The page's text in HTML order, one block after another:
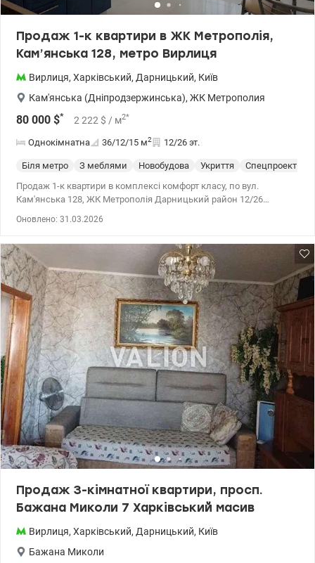
Продаж 1-к квартири в ЖК Метрополія,
Кам’янська 128, метро Вирлиця
Вирлиця, Харківський, Дарницький, Київ
Кам'янська (Дніпродзержинська), ЖК Метрополия
80 000 $* 2 222 $ / м2*
Однокімнатна 36/12/15 м2 12/26 эт.
Біля метро З меблями Новобудова Укриття Спецпроект
Продаж 1-к квартири в комплексі комфорт класу, по вул.
Кам'янська 128, ЖК Метрополія Дарницький район 12/26
комплектом побутової техніки для комфортного проживання.
Житловий комплекс закритого типу з територією,
відеоспостереженням, консьєрж сервісом, прибудинковим
паркуванням. Інфроструктура: школа, дитячі садки, магазини,
ринок, зупинки заг. транспорту, в пішій доступності парк
Партизанської слави. Локація: м.Вирлиця 5 хвилин пішки ЖК
Метрополія, Дарницький район, Лівий берег 044 200 10 80
Valion.ua/1144858
Оновлено: 31.03.2026
Продаж З-кімнатної квартири, просп.
Бажана Миколи 7 Харківський масив
Вирлиця, Харківський, Дарницький, Київ
Бажана Миколи